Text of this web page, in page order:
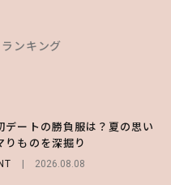
ランキング
デートの勝負服は？夏の思い
りものを深掘り
2026.08.08
ランキング
メイクはプレイフルに！ドキ
ぽ“うるみ目”のつくり方
ランキング
濱ねるとロマンティックトラ
2026秋の新作コーデ4選
2026.07.10